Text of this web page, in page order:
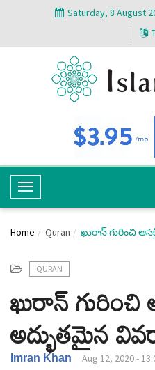
Saturday, 8 August
T
o
g
e
a
v
i
g
Home Quran ఖురాన్ గురించి
QURAN
ఖురాన్ గురించి
అద్భుతమైన
Imran Khan Aug 12, 2020 -